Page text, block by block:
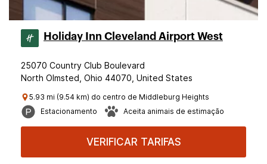
Holiday Inn Cleveland Airport West
25070 Country Club Boulevard
North Olmsted, Ohio 44070, United States
5.93 mi (9.54 km) do centro de Middleburg Heights
Estacionamento
Aceita animais de estimação
VERIFICAR TARIFAS